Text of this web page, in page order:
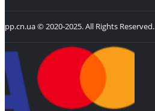
pp.cn.ua © 2020-2025. All Rights Reserved.